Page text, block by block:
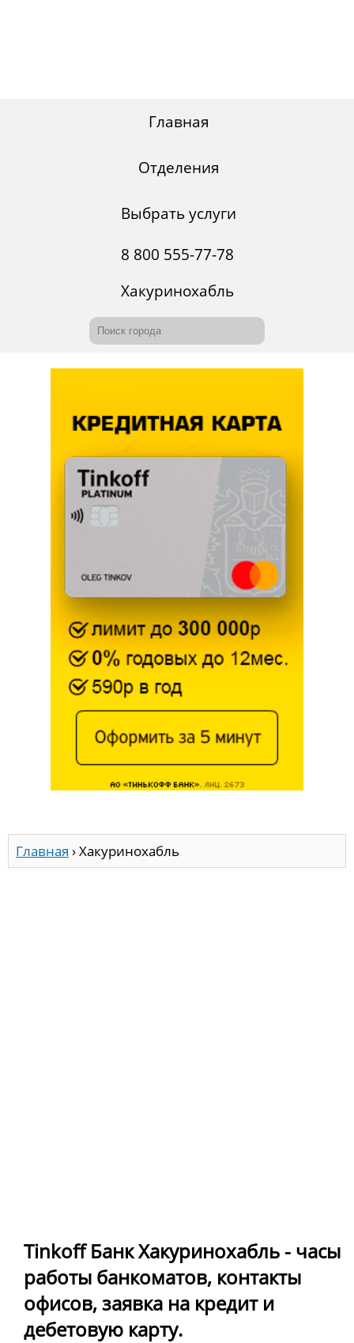
Главная
Отделения
Выбрать услуги
8 800 555-77-78
Хакуринохабль
Главная ›Хакуринохабль
Tinkoff Банк Хакуринохабль - часы
работы банкоматов, контакты
офисов, заявка на кредит и
дебетовую карту.